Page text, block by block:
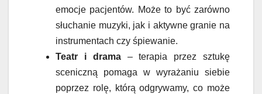
emocje pacjentów. Może to być zarówno
słuchanie muzyki, jak i aktywne granie na
instrumentach czy śpiewanie.
Teatr i drama– terapia przez sztukę
sceniczną pomaga w wyrażaniu siebie
poprzez rolę, którą odgrywamy, co może